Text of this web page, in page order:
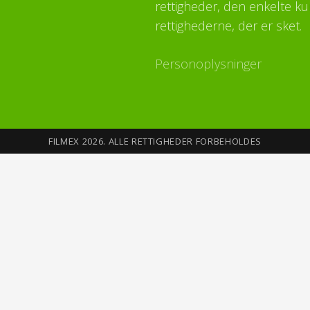
rettigheder, den enkelte
rettighederne, der er sket.
Personoplysninger
FILMEX 2026. ALLE RETTIGHEDER FORBEHOLDES